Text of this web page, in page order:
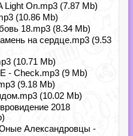
Light On.mp3 (7.87 Mb)
(10.86 Mb)
18.mp3 (8.34 Mb)
на сердце.mp3 (9.53
(10.71 Mb)
- Check.mp3 (9 Mb)
(9.18 Mb)
(10.02 Mb)
2018
Александровцы -